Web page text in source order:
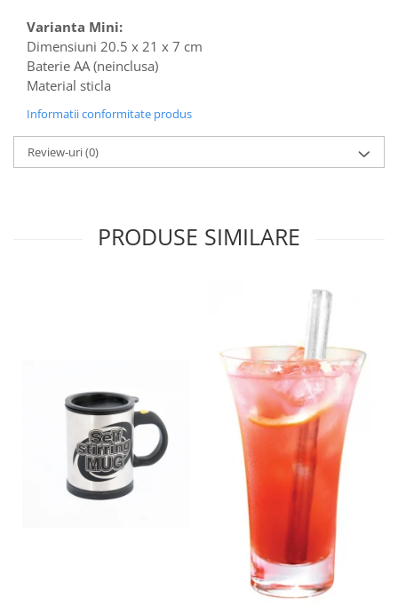
Varianta Mini:
Dimensiuni 20.5 x 21 x 7 cm
Baterie AA (neinclusa)
Material sticla
Informatii conformitate produs
Review-uri(0)
PRODUSE SIMILARE